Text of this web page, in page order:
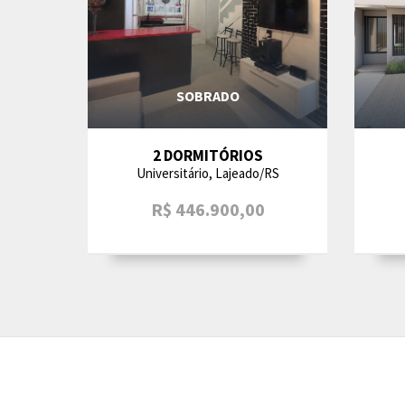
SOBRADO
2 DORMITÓRIOS
Universitário, Lajeado/RS
R$ 446.900,00